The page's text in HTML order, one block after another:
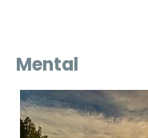
Mental